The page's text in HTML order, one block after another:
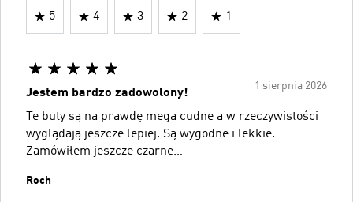
5 4 3 2 1
1 sierpnia 2026
Jestem bardzo zadowolony!
Te buty są na prawdę mega cudne a w rzeczywistości
wyglądają jeszcze lepiej. Są wygodne i lekkie.
Zamówiłem jeszcze czarne…
Roch